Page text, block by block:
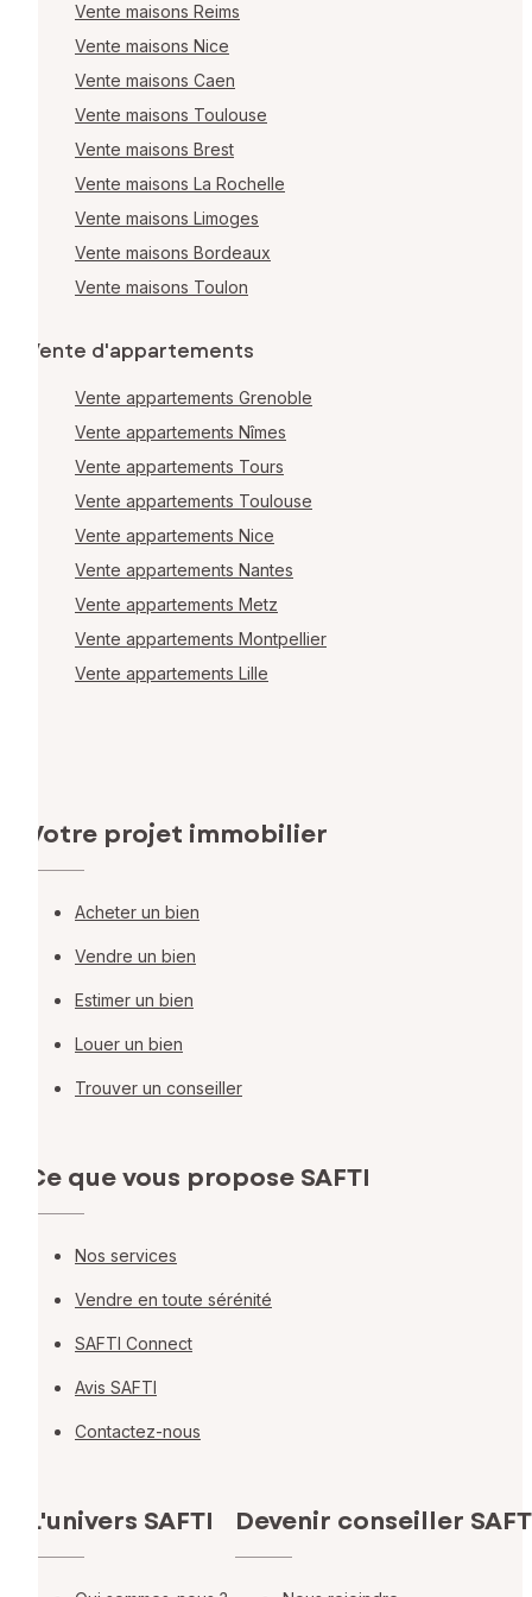
Vente maisons Reims
Vente maisons Nice
Vente maisons Caen
Vente maisons Toulouse
Vente maisons Brest
Vente maisons La Rochelle
Vente maisons Limoges
Vente maisons Bordeaux
Vente maisons Toulon
Vente d'appartements
Vente appartements Grenoble
Vente appartements Nîmes
Vente appartements Tours
Vente appartements Toulouse
Vente appartements Nice
Vente appartements Nantes
Vente appartements Metz
Vente appartements Montpellier
Vente appartements Lille
Votre projet immobilier
Acheter un bien
Vendre un bien
Estimer un bien
Louer un bien
Trouver un conseiller
Ce que vous propose SAFTI
Nos services
Vendre en toute sérénité
SAFTI Connect
Avis SAFTI
Contactez-nous
L'univers SAFTI Devenir conseiller